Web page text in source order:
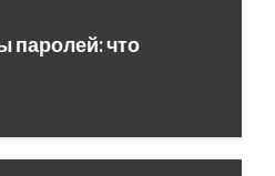
паролей: что